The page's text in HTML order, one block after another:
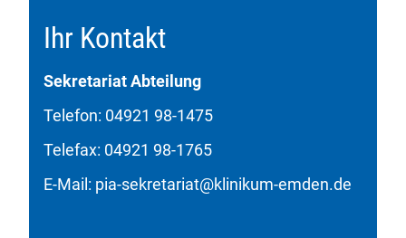
Ihr Kontakt
Sekretariat Abteilung
Telefon: 04921 98-1475
Telefax: 04921 98-1765
E-Mail: pia-sekretariat@klinikum-emden.de